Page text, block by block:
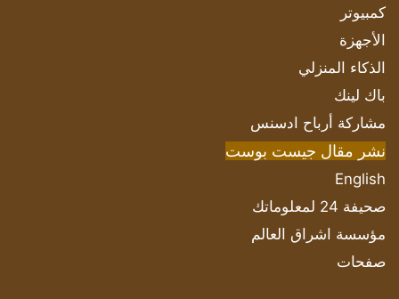
كمبيوتر
الأجهزة
الذكاء المنزلي
باك لينك
مشاركة أرباح ادسنس
نشر مقال جيست بوست
English
صحيفة 24 لمعلوماتك
مؤسسة اشراق العالم
صفحات